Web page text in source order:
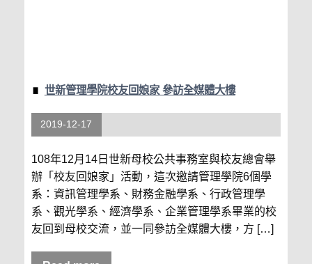
世新管理學院校友回娘家 參訪全媒體大樓
2019-12-17
108年12月14日世新母校公共事務室與校友總會舉
辦「校友回娘家」活動，這次邀請管理學院6個學
系：資訊管理學系、財務金融學系、行政管理學
系、觀光學系、經濟學系、企業管理學系畢業的校
友回到母校交流，並一同參訪全媒體大樓，方 […]